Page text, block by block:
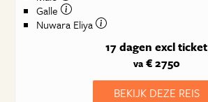
Galle
Nuwara Eliya
17 dagen excl ticket
va€ 2750
BEKIJK DEZE REIS